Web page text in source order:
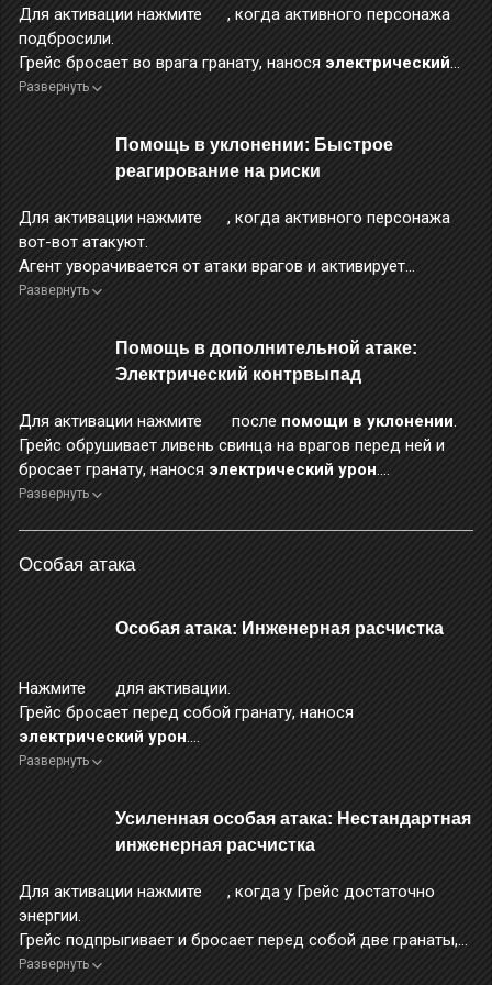
Для активации нажмите
, когда активного персонажа
подбросили.
Грейс бросает во врага гранату, нанося электрический
урон.
Развернуть
Помощь в уклонении: Быстрое
реагирование на риски
Для активации нажмите
, когда активного персонажа
вот-вот атакуют.
Агент уворачивается от атаки врагов и активирует
обострённое восприятие
Развернуть
Помощь в дополнительной атаке:
Электрический контрвыпад
Для активации нажмите после помощи в уклонении.
Грейс обрушивает ливень свинца на врагов перед ней и
бросает гранату, нанося электрический урон.
Во время применения этого навыка персонаж неуязвим.
Развернуть
Особая атака
Особая атака: Инженерная расчистка
Нажмите
для активации.
Грейс бросает перед собой гранату, нанося
электрический урон.
Во время активации навыка управляйте движением Грейс с
Когда использование этого навыка потребляет
Во время применения этого навыка повышается уровень
защиты от прерывания.
Развернуть
Усиленная особая атака: Нестандартная
инженерная расчистка
Для активации нажмите
, когда у Грейс достаточно
энергии.
Грейс подпрыгивает и бросает перед собой две гранаты,
нанося огромный
Развернуть